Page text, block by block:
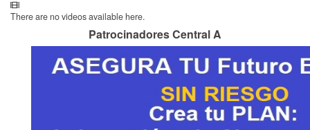
There are no videos available here.
Patrocinadores Central A